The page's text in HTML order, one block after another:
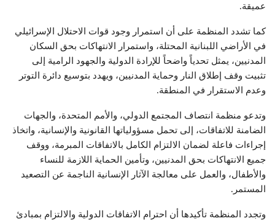
عميقة.
كما تشدد المنظمة على أن استمرار وجود قوات الاحتلال الإسرائيلي
في الأراضي اللبنانية المحتلة، واستمرار الانتهاكات بحق السكان
المدنيين، يمثل تحدياً واضحاً للإرادة الدولية والجهود الرامية إلى
تثبيت وقف إطلاق النار وحماية المدنيين، ويهدد بتوسيع دائرة التوتر
وعدم الاستقرار في المنطقة.
وتدعو منظمة انتصاف المجتمع الدولي، والأمم المتحدة، والجهات
الضامنة للاتفاقات، إلى تحمل مسؤولياتها القانونية والإنسانية، واتخاذ
إجراءات فاعلة لضمان الالتزام الكامل بالاتفاقات المبرمة، ووقف
جميع الانتهاكات بحق المدنيين، وتأمين الحماية اللازمة للنساء
والأطفال، والعمل على معالجة الآثار الإنسانية الناجمة عن التصعيد
المستمر.
وتجدد المنظمة تأكيدها أن احترام الاتفاقات الدولية والالتزام بمبادئ